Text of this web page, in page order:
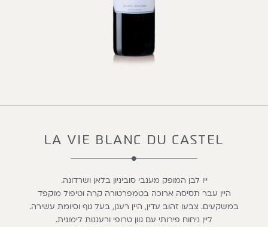
LA VIE BLANC DU CASTEL
ייו לבן המופק מענבי סוביניון בלאן ושרדונה.
היין עבר תסיסה ארוכה בטמפרטורה קרה וטיפול מוקפד
במשקעים. צבעו זהוב עדין, היין רענן, בעל גוף וסיומת עשירה.
ליין ניחוח פירותי עם גוון טרופי ורעננות לימונית.